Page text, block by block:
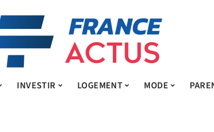
INVESTIR LOGEMENT MODE